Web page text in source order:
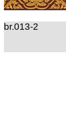
br.013-2